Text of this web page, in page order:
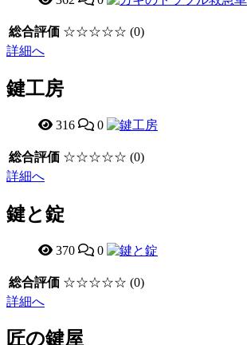
総合評価 ☆☆☆☆☆ (0)
詳細へ
鍵工房
316 0
総合評価 ☆☆☆☆☆ (0)
詳細へ
鍵と錠
370 0
総合評価 ☆☆☆☆☆ (0)
詳細へ
匠の鍵屋